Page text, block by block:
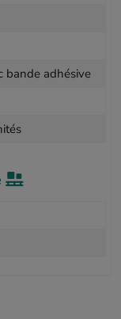
bande adhésive